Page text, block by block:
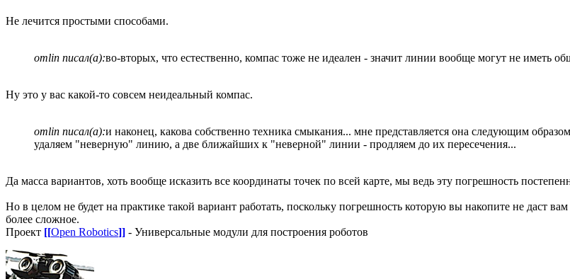
Не лечится простыми способами.
omlin писал(а):во-вторых, что естественно, компас тоже не идеален - значит линии вообще могут не иметь
Ну это у вас какой-то совсем неидеальный компас.
omlin писал(а):и наконец, какова собственно техника смыкания... мне представляется она следующим
удаляем "неверную" линию, а две ближайших к "неверной" линии - продляем до их пересечения...
Да масса вариантов, хоть вообще исказить все координаты точек по всей карте, мы ведь эту погрешность
Но в целом не будет на практике такой вариант работать, поскольку погрешность которую вы накопите не даст
более сложное.
Проект [[Open Robotics]] - Универсальные модули для построения роботов